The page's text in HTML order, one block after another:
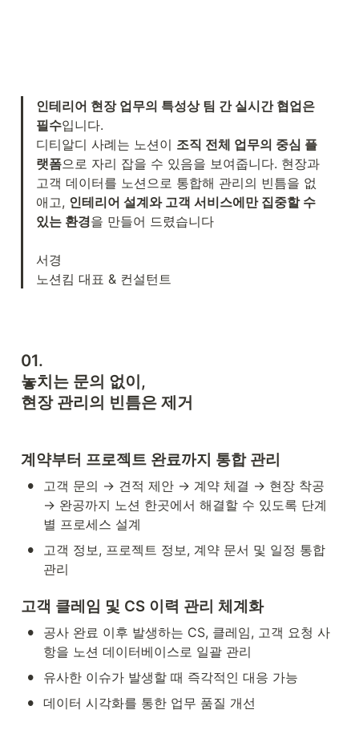
인테리어 현장 업무의 특성상 팀 간 실시간 협업은
필수입니다.
디티알디 사례는 노션이 조직 전체 업무의 중심 플
랫폼으로 자리 잡을 수 있음을 보여줍니다. 현장과
고객 데이터를 노션으로 통합해 관리의 빈틈을 없
애고, 인테리어 설계와 고객 서비스에만 집중할 수
있는 환경을 만들어 드렸습니다
서경
노션킴 대표 & 컨설턴트
01.
놓치는 문의 없이,
현장 관리의 빈틈은 제거
계약부터 프로젝트 완료까지 통합 관리
•
고객 문의 → 견적 제안 → 계약 체결 → 현장 착공
→ 완공까지 노션 한곳에서 해결할 수 있도록 단계
별 프로세스 설계
•
고객 정보, 프로젝트 정보, 계약 문서 및 일정 통합
관리
고객 클레임 및 CS 이력 관리 체계화
•
공사 완료 이후 발생하는 CS, 클레임, 고객 요청 사
항을 노션 데이터베이스로 일괄 관리
• 유사한 이슈가 발생할 때 즉각적인 대응 가능
• 데이터 시각화를 통한 업무 품질 개선